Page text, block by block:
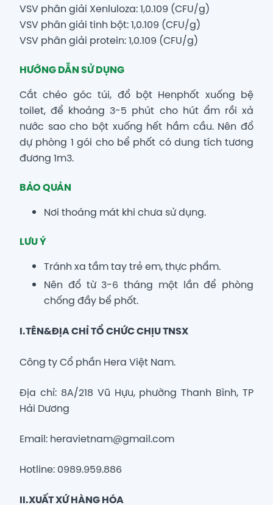
VSV phân giải Xenluloza: 1,0.109 (CFU/g)
VSV phân giải tinh bột: 1,0.109 (CFU/g)
VSV phân giải protein: 1,0.109 (CFU/g)
HƯỚNG DẪN SỬ DỤNG
Cắt chéo góc túi, đổ bột Henphốt xuống bệ
toilet, để khoảng 3-5 phút cho hút ẩm rồi xả
nước sao cho bột xuống hết hầm cầu. Nên đổ
dự phòng 1 gói cho bể phốt có dung tích tương
đương 1m3.
BẢO QUẢN
Nơi thoáng mát khi chưa sử dụng.
LƯU Ý
Tránh xa tầm tay trẻ em, thực phẩm.
Nên đổ từ 3-6 tháng một lần để phòng
chống đầy bể phốt.
I.TÊN&ĐỊA CHỈ TỔ CHỨC CHỊU TNSX
Công ty Cổ phần Hera Việt Nam.
Địa chỉ: 8A/218 Vũ Hựu, phường Thanh Bình, TP
Hải Dương
Email: heravietnam@gmail.com
Hotline: 0989.959.886
II.XUẤT XỨ HÀNG HÓA